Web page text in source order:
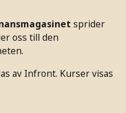
sprider
oss till den
av Infront. Kurser visas